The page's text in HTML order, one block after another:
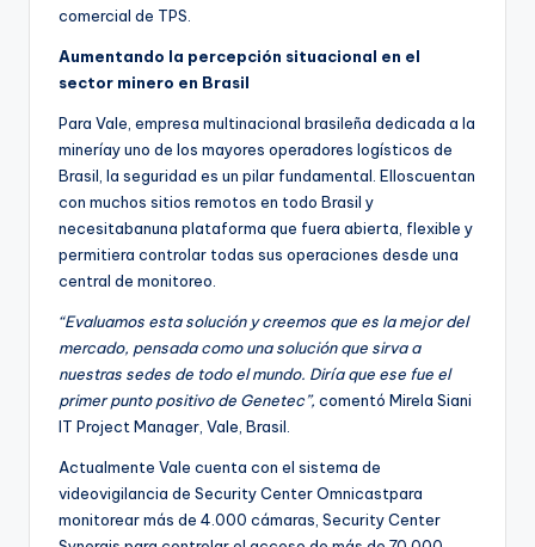
comercial de TPS.
Aumentando la percepción situacional en el
sector minero en Brasil
Para Vale, empresa multinacional brasileña dedicada a la
mineríay uno de los mayores operadores logísticos de
Brasil, la seguridad es un pilar fundamental. Elloscuentan
con muchos sitios remotos en todo Brasil y
necesitabanuna plataforma que fuera abierta, flexible y
permitiera controlar todas sus operaciones desde una
central de monitoreo.
“Evaluamos esta solución y creemos que es la mejor del
mercado, pensada como una solución que sirva a
nuestras sedes de todo el mundo. Diría que ese fue el
primer punto positivo de Genetec”, comentó Mirela Siani
IT Project Manager, Vale, Brasil.
Actualmente Vale cuenta con el sistema de
videovigilancia de Security Center Omnicastpara
monitorear más de 4.000 cámaras, Security Center